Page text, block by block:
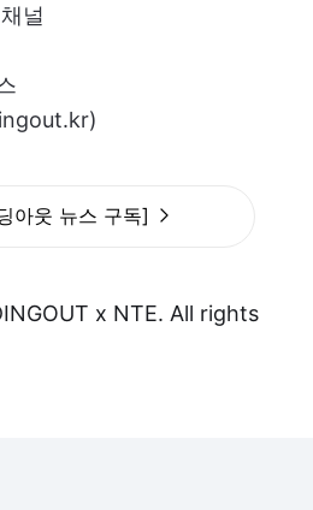
널
아웃 뉴스 구독]
x NTE. All rights